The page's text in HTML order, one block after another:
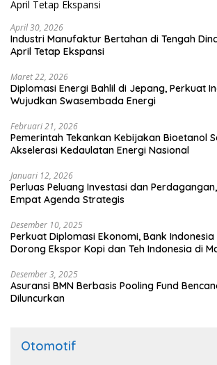
April 30, 2026
Industri Manufaktur Bertahan di Tengah
April Tetap Ekspansi
Maret 22, 2026
Diplomasi Energi Bahlil di Jepang, Perkuat
Wujudkan Swasembada Energi
Februari 21, 2026
Pemerintah Tekankan Kebijakan Bioetanol
Akselerasi Kedaulatan Energi Nasional
Januari 12, 2026
Perluas Peluang Investasi dan
Empat Agenda Strategis
Desember 10, 2025
Perkuat Diplomasi Ekonomi, Bank Indonesia
Dorong Ekspor Kopi dan Teh Indonesia di
Desember 3, 2025
Asuransi BMN Berbasis Pooling Fund
Diluncurkan
Otomotif